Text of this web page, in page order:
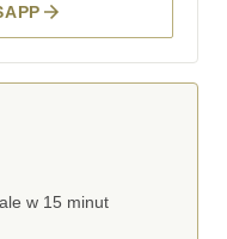
w 15 minut